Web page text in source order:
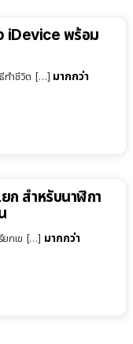
iDevice พร้อม
ธีทำชีวิต […] มากกว่า
ก สำหรับนาฬิกา
ยกเข […] มากกว่า